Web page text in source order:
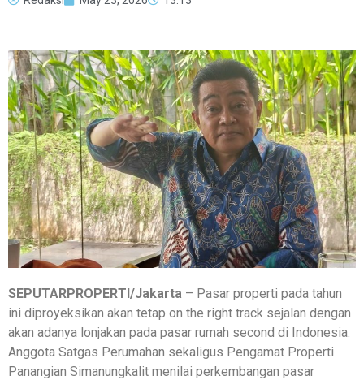
SEPUTARPROPERTI/Jakarta – Pasar properti pada tahun
ini diproyeksikan akan tetap on the right track sejalan dengan
akan adanya lonjakan pada pasar rumah second di Indonesia.
Anggota Satgas Perumahan sekaligus Pengamat Properti
Panangian Simanungkalit menilai perkembangan pasar